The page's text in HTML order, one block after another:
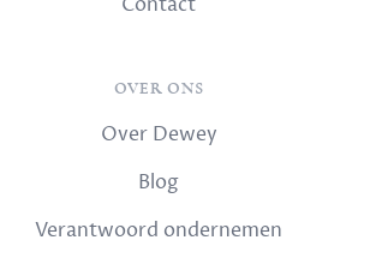
Contact
OVER ONS
Over Dewey
Blog
Verantwoord ondernemen